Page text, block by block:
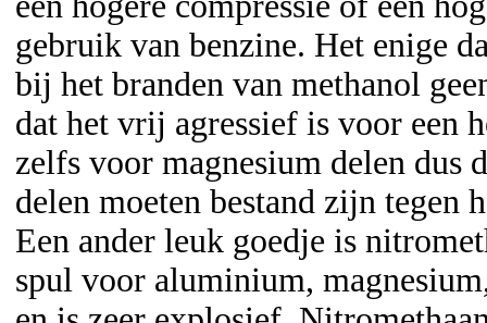
gebruik van benzine. Het enige
bij het branden van methanol
dat het vrij agressief is voor een
zelfs voor magnesium delen dus
delen moeten bestand zijn tegen
Een ander leuk goedje is
spul voor aluminium,